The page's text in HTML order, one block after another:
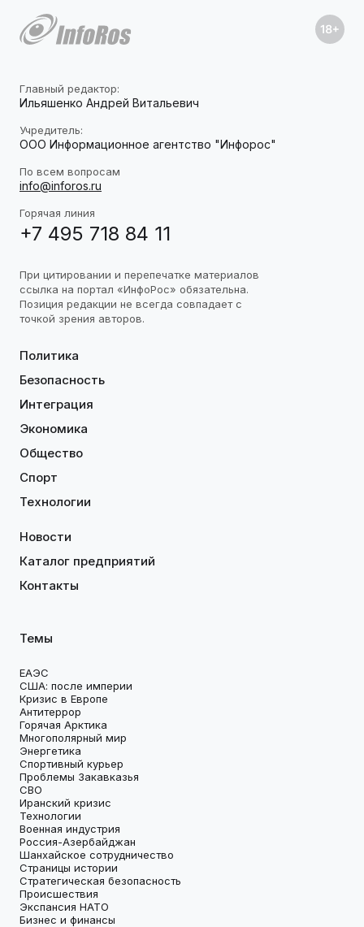
Главный редактор:
Ильяшенко Андрей Витальевич
Учредитель:
ООО Информационное агентство "Инфорос"
По всем вопросам
info@inforos.ru
Горячая линия
+7 495 718 84 11
При цитировании и перепечатке материалов
ссылка на портал «ИнфоРос» обязательна.
Позиция редакции не всегда совпадает с
точкой зрения авторов.
Политика
Безопасность
Интеграция
Экономика
Общество
Спорт
Технологии
Новости
Каталог предприятий
Контакты
Темы
ЕАЭС
США: после империи
Кризис в Европе
Антитеррор
Горячая Арктика
Многополярный мир
Энергетика
Спортивный курьер
Проблемы Закавказья
СВО
Иранский кризис
Технологии
Военная индустрия
Россия-Азербайджан
Шанхайское сотрудничество
Страницы истории
Стратегическая безопасность
Происшествия
Экспансия НАТО
Бизнес и финансы